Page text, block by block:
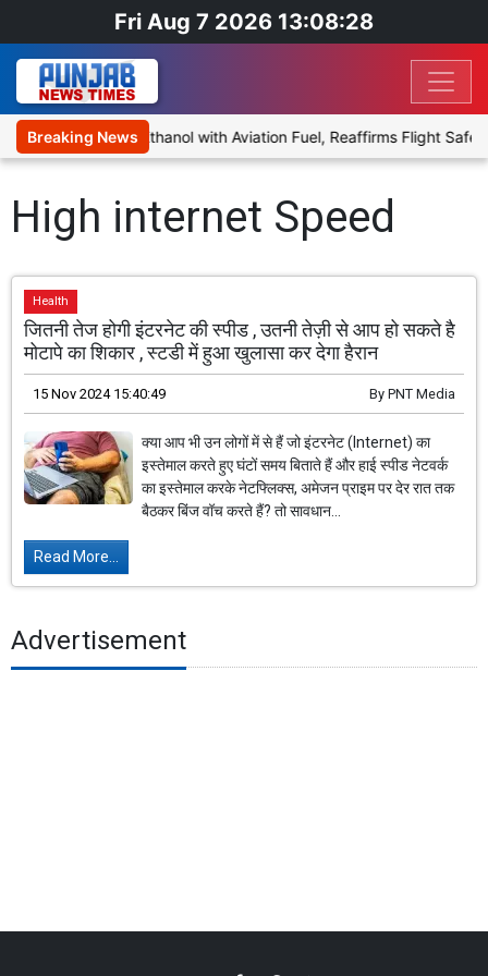
Fri Aug 7 2026 13:08:28
Breaking News
to Blend Ethanol with Aviation Fuel, Reaffirms Flight Safety
High internet Speed
Health
जितनी तेज होगी इंटरनेट की स्पीड , उतनी तेज़ी से आप हो सकते है
मोटापे का शिकार , स्टडी में हुआ खुलासा कर देगा हैरान
15 Nov 2024 15:40:49 By PNT Media
क्या आप भी उन लोगों में से हैं जो इंटरनेट (Internet) का
इस्तेमाल करते हुए घंटों समय बिताते हैं और हाई स्पीड नेटवर्क
का इस्तेमाल करके नेटफ्लिक्स, अमेजन प्राइम पर देर रात तक
बैठकर बिंज वॉच करते हैं? तो सावधान...
Read More...
Advertisement